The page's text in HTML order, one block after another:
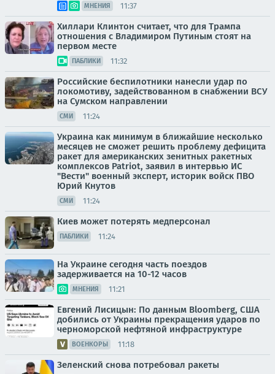
МНЕНИЯ 11:37
Хиллари Клинтон считает, что для Трампа
отношения с Владимиром Путиным стоят на
первом месте
ПАБЛИКИ 11:32
Российские беспилотники нанесли удар по
локомотиву, задействованном в снабжении ВСУ
на Сумском направлении
СМИ 11:24
Украина как минимум в ближайшие несколько
месяцев не сможет решить проблему дефицита
ракет для американских зенитных ракетных
комплексов Patriot, заявил в интервью ИС
"Вести" военный эксперт, историк войск ПВО
Юрий Кнутов
СМИ 11:24
Киев может потерять медперсонал
ПАБЛИКИ 11:24
На Украине сегодня часть поездов
задерживается на 10-12 часов
МНЕНИЯ 11:21
Евгений Лисицын: По данным Bloomberg, США
добились от Украины прекращения ударов по
черноморской нефтяной инфраструктуре
ВОЕНКОРЫ 11:18
Зеленский снова потребовал ракеты